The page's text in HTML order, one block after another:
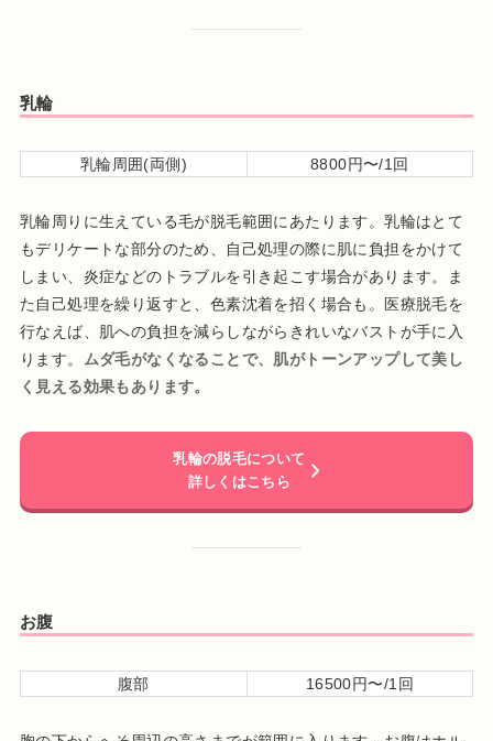
乳輪
乳輪周囲(両側) 8800円〜/1回
乳輪周りに生えている毛が脱毛範囲にあたります。乳輪はとて
もデリケートな部分のため、自己処理の際に肌に負担をかけて
しまい、炎症などのトラブルを引き起こす場合があります。ま
た自己処理を繰り返すと、色素沈着を招く場合も。医療脱毛を
行なえば、肌への負担を減らしながらきれいなバストが手に入
ります。 ムダ毛がなくなることで、肌がトーンアップして美し
く見える効果もあります。
乳輪の脱毛について
詳しくはこちら
お腹
腹部 16500円〜/1回